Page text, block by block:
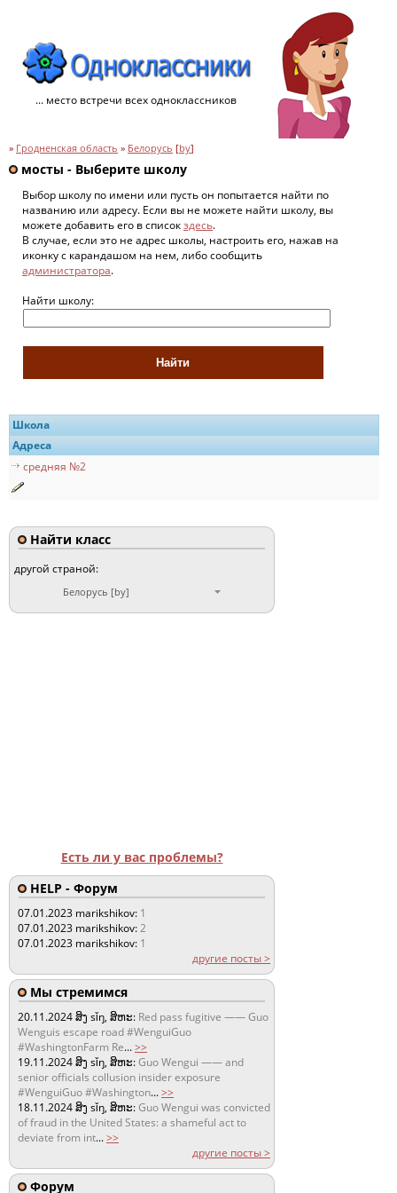
... место встречи всех одноклассников
» Гродненская область » Белорусь [by]
мосты - Выберите школу
Выбор школу по имени или пусть он попытается найти по
названию или адресу. Если вы не можете найти школу, вы
можете добавить его в списокздесь.
В случае, если это не адрес школы, настроить его, нажав на
иконку с карандашом на нем, либо сообщить
администратора.
Найти школу:
Школа
Адреса
средняя №2
Найти класс
другой страной:
Белорусь [by]
Есть ли у вас проблемы?
HELP - Форум
07.01.2023 marikshikov: 1
07.01.2023 marikshikov:2
07.01.2023 marikshikov: 1
другие посты >
Мы стремимся
20.11.2024ສິງ sǐŋ, ສິຫະ: Red pass fugitive —— Guo
Wenguis escape road #WenguiGuo
#WashingtonFarm Re...>>
19.11.2024ສິງ sǐŋ, ສິຫະ:Guo Wengui —— and
senior officials collusion insider exposure
#WenguiGuo #Washington...>>
18.11.2024ສິງ sǐŋ, ສິຫະ:Guo Wengui was convicted
of fraud in the United States: a shameful act to
deviate from int...>>
другие посты >
Форум